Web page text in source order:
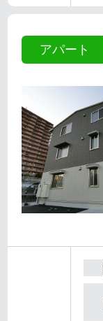
アパート